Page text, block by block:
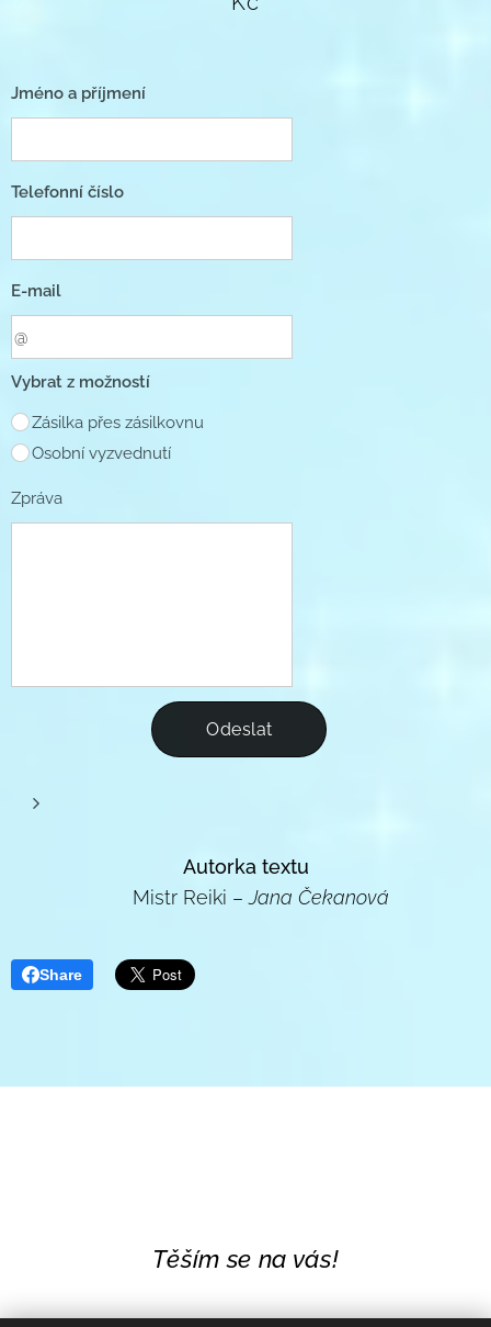
Jméno a příjmení
Telefonní číslo
E-mail
Vybrat z možností
Zásilka přes zásilkovnu
Osobní vyzvednutí
Zpráva
Odeslat
Autorka textu
🌐 Mistr Reiki –Jana Čekanová
Share
Těším se na vás!